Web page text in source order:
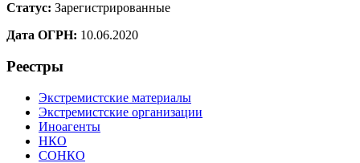
Статус: Зарегистрированные
Дата ОГРН: 10.06.2020
Реестры
Экстремистские материалы
Экстремистские организации
Иноагенты
НКО
СОНКО